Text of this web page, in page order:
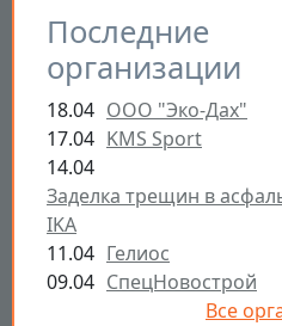
Последние
организации
18.04 ООО "Эко-Дах"
17.04 KMS Sport
14.04
Заделка трещин в
IKA
11.04 Гелиос
09.04 СпецНовострой
Все